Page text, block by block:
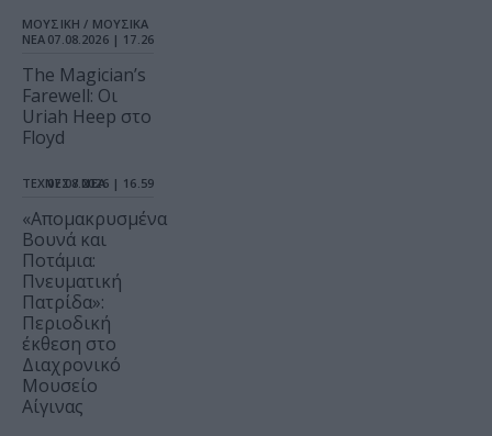
ΜΟΥΣΙΚΗ / ΜΟΥΣΙΚΑ
ΝΕΑ 07.08.2026 | 17.26
The Magician’s
Farewell: Οι
Uriah Heep στο
Floyd
ΤΕΧΝΕΣ / ΝΕΑ
07.08.2026 | 16.59
«Απομακρυσμένα
Βουνά και
Ποτάμια:
Πνευματική
Πατρίδα»:
Περιοδική
έκθεση στο
Διαχρονικό
Μουσείο
Αίγινας